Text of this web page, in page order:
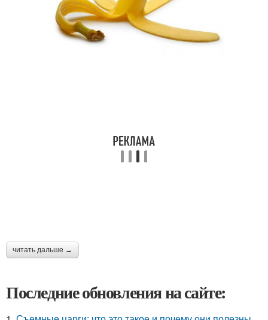
читать дальше →
Последние обновления на сайте: